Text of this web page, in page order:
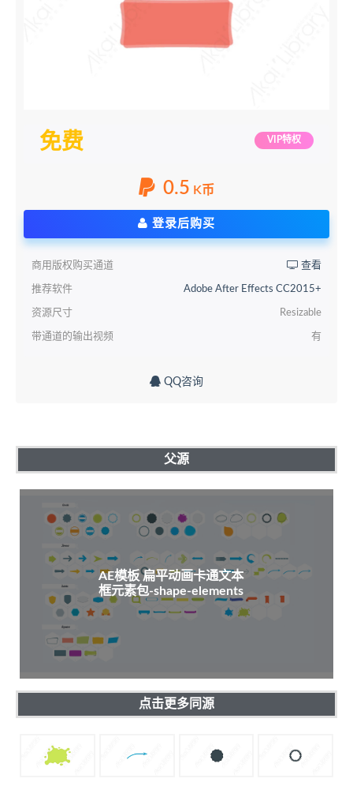
免费 VIP特权
0.5 K币
登录后购买
商用版权购买通道 查看
推荐软件 Adobe After Effects CC2015+
资源尺寸 Resizable
带通道的输出视频 有
QQ咨询
父源
AE模板 扁平动画卡通文本
框元素包-shape-elements
点击更多同源